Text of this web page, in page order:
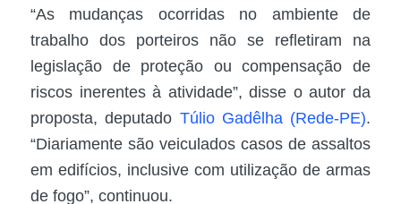
“As mudanças ocorridas no ambiente de
trabalho dos porteiros não se refletiram na
legislação de proteção ou compensação de
riscos inerentes à atividade”, disse o autor da
proposta, deputado Túlio Gadêlha (Rede-PE).
“Diariamente são veiculados casos de assaltos
em edifícios, inclusive com utilização de armas
de fogo”, continuou.